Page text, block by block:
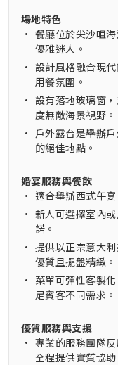
場地特色
• 餐廳位於尖沙咀
優雅迷人。
• 設計風格融合現
用餐氛圍。
• 設有落地玻璃窗
度無敵海景視野。
• 戶外露台是舉辦
的絕佳地點。
婚宴服務與餐飲
• 適合舉辦西式午
• 新人可選擇室內
諾。
• 提供以正宗意大
優質且擺盤精緻。
• 菜單可彈性客製
足賓客不同需求。
優質服務與支援
• 專業的服務團隊
全程提供實質協助